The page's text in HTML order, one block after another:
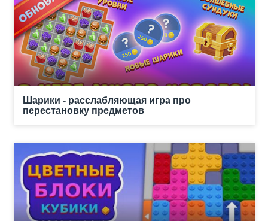
Шарики - расслабляющая игра про
перестановку предметов